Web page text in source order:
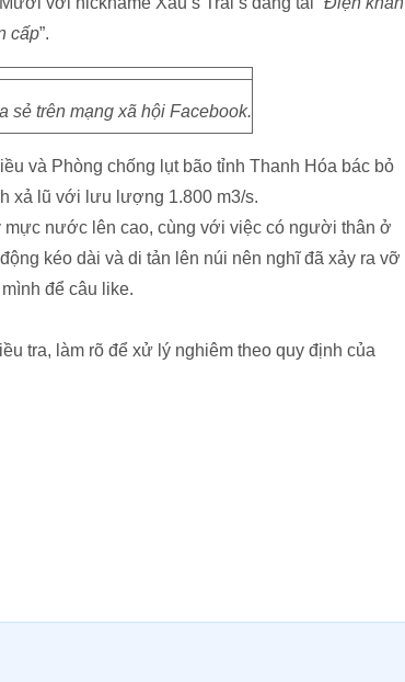
cấp”.
sẻ trên mạng xã hội Facebook.
và Phòng chống lụt bão tỉnh Thanh Hóa bác bỏ
xả lũ với lưu lượng 1.800 m3/s.
nước lên cao, cùng với việc có người thân ở
kéo dài và di tản lên núi nên nghĩ đã xảy ra vỡ
để câu like.
tra, làm rõ để xử lý nghiêm theo quy định của